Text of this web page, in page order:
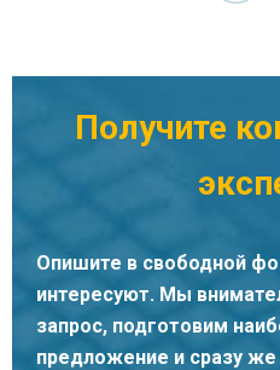
Получите
Опишите в свободной
интересуют. Мы
запрос, подготовим
предложение и сразу